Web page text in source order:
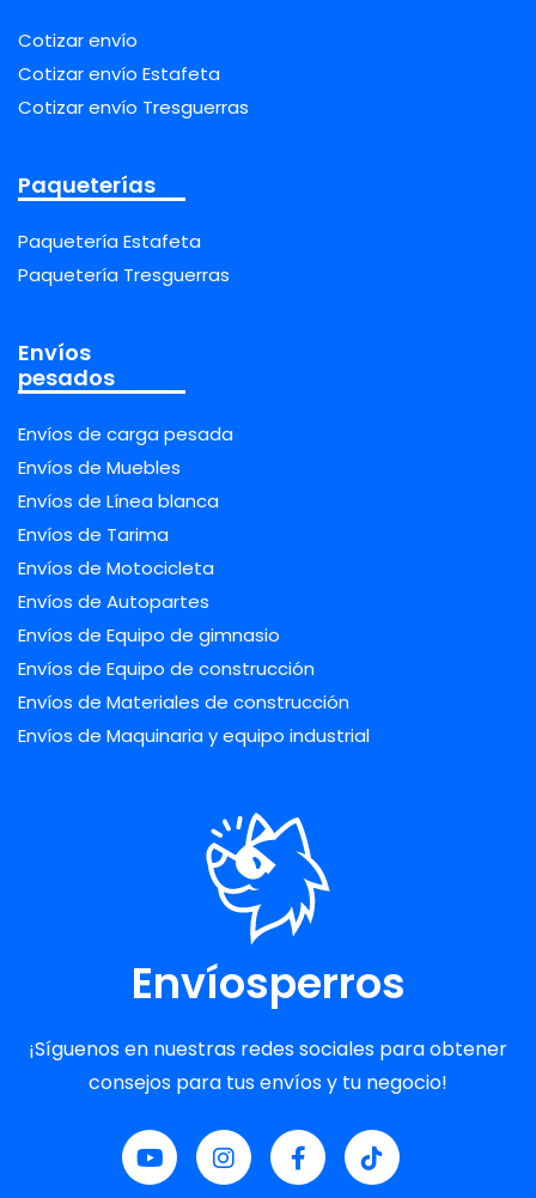
Cotizar envío
Cotizar envío Estafeta
Cotizar envío Tresguerras
Paqueterías
Paquetería Estafeta
Paquetería Tresguerras
Envíos
pesados
Envíos de carga pesada
Envíos de Muebles
Envíos de Línea blanca
Envíos de Tarima
Envíos de Motocicleta
Envíos de Autopartes
Envíos de Equipo de gimnasio
Envíos de Equipo de construcción
Envíos de Materiales de construcción
Envíos de Maquinaria y equipo industrial
Envíosperros
¡Síguenos en nuestras redes sociales para obtener
consejos para tus envíos y tu negocio!